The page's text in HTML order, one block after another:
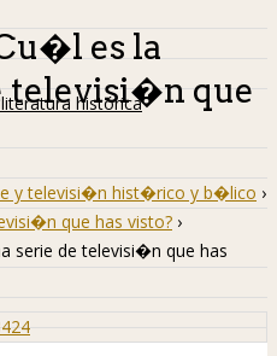
histórica
es la
televisi�n que
y televisi�n hist�rico y b�lico ›
que has visto? ›
serie de televisi�n que has